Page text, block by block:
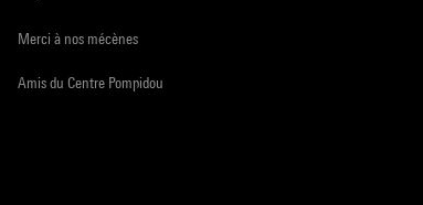
Merci à nos mécènes
Amis du Centre Pompidou